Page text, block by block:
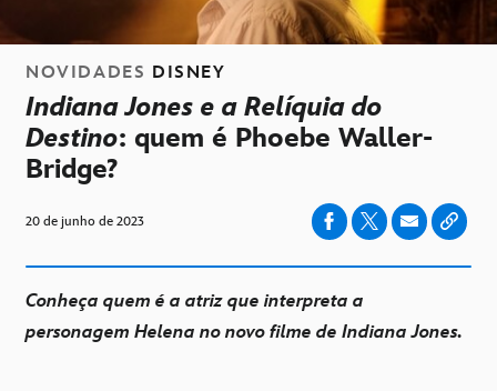
NOVIDADES DISNEY
Indiana Jones e a Relíquia do
Destino: quem é Phoebe Waller-
Bridge?
20 de junho de 2023
Conheça quem é a atriz que interpreta a
personagem Helena no novo filme de Indiana Jones.